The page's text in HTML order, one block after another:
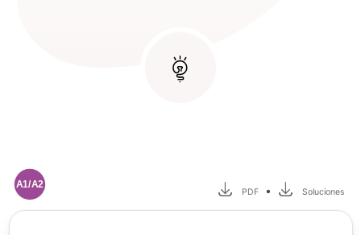
A1/A2
PDF • Soluciones